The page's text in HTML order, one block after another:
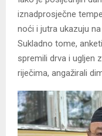
iznadprosječne
noći i jutra ukazuju
Sukladno tome,
spremili drva i ugljen
riječima, angažirali